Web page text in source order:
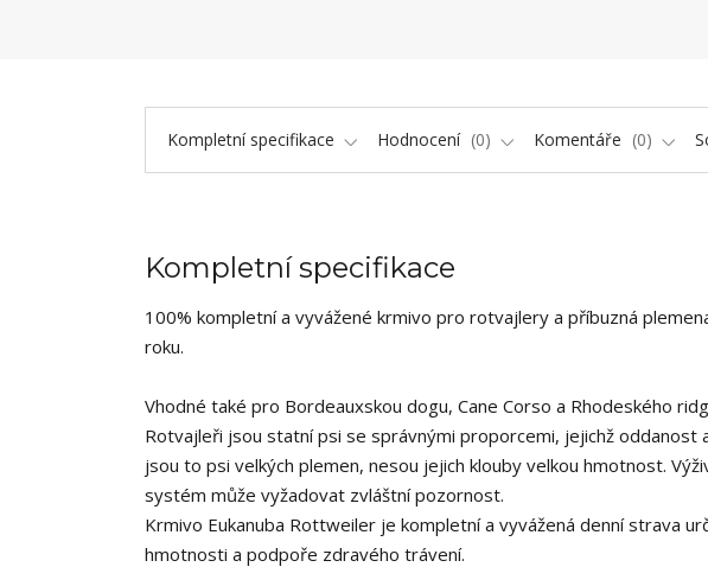
Kompletní specifikace Hodnocení 0 Komentáře 0
Kompletní specifikace
100% kompletní a vyvážené krmivo pro rotvajlery a příbuzná
roku.
Vhodné také pro Bordeauxskou dogu, Cane Corso a Rhodeského
Rotvajleři jsou statní psi se správnými proporcemi, jejichž
jsou to psi velkých plemen, nesou jejich klouby velkou hmotnost.
systém může vyžadovat zvláštní pozornost.
Krmivo Eukanuba Rottweiler je kompletní a vyvážená denní strava
hmotnosti a podpoře zdravého trávení.